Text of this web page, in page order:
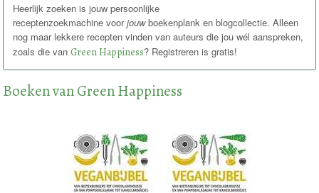
Heerlijk zoeken is jouw persoonlijke
receptenzoekmachine voorjouwboekenplank en blogcollectie. Alleen
nog maar lekkere recepten vinden van auteurs die jou wél aanspreken,
zoals die vanGreen Happiness? Registreren is gratis!
Boeken van Green Happiness